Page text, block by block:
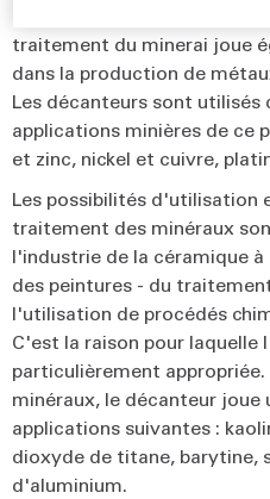
traitement du minerai joue
dans la production de
Les décanteurs sont utilisés
applications minières de ce
et zinc, nickel et cuivre,
Les possibilités d'utilisation
traitement des minéraux
l'industrie de la céramique
des peintures - du
l'utilisation de procédés
C'est la raison pour
particulièrement
minéraux, le décanteur joue
applications suivantes :
dioxyde de titane, barytine,
d'aluminium.